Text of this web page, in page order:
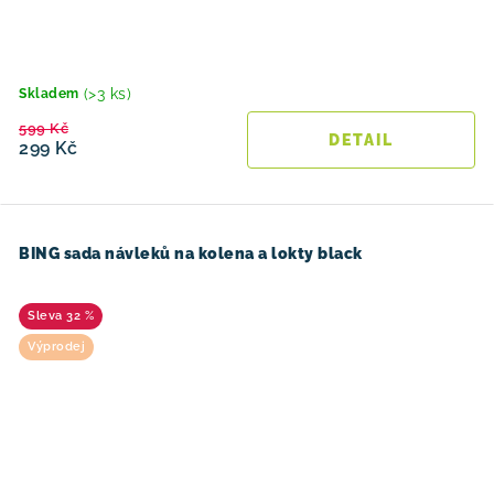
Skladem (>3 ks)
299 Kč
599 Kč
BING sada návleků na kolena a lokty black
32 %
Výprodej